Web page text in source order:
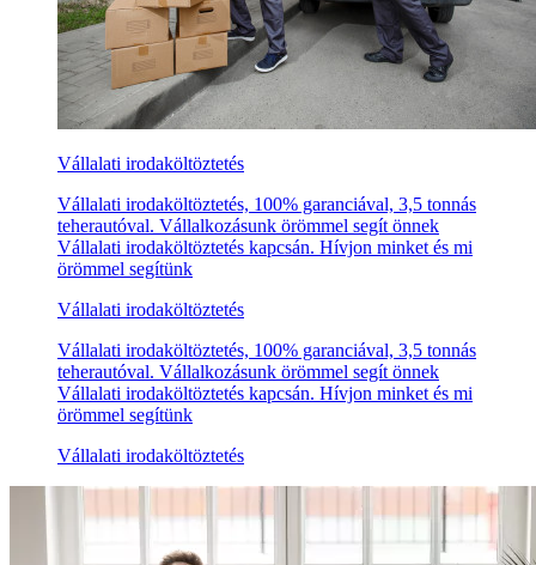
Vállalati irodaköltöztetés
Vállalati irodaköltöztetés, 100% garanciával, 3,5 tonnás
teherautóval. Vállalkozásunk örömmel segít önnek
Vállalati irodaköltöztetés kapcsán. Hívjon minket és mi
örömmel segítünk
Vállalati irodaköltöztetés
Vállalati irodaköltöztetés, 100% garanciával, 3,5 tonnás
teherautóval. Vállalkozásunk örömmel segít önnek
Vállalati irodaköltöztetés kapcsán. Hívjon minket és mi
örömmel segítünk
Vállalati irodaköltöztetés